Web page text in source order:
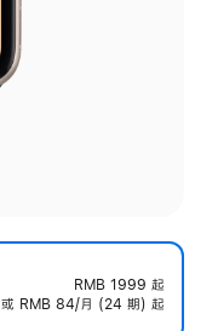
RMB 1999 起
或 RMB 84/月 (24 期) 起